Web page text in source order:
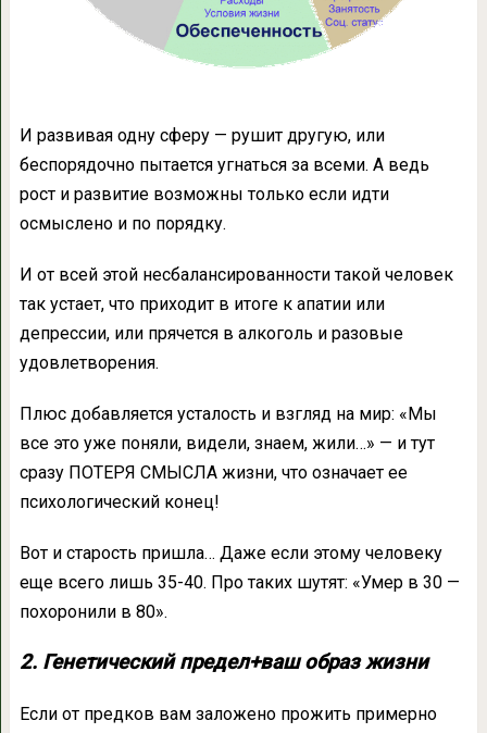
И развивая одну сферу — рушит другую, или
беспорядочно пытается угнаться за всеми. А ведь
рост и развитие возможны только если идти
осмыслено и по порядку.
И от всей этой несбалансированности такой человек
так устает, что приходит в итоге к апатии или
депрессии, или прячется в алкоголь и разовые
удовлетворения.
Плюс добавляется усталость и взгляд на мир: «Мы
все это уже поняли, видели, знаем, жили…» — и тут
сразу ПОТЕРЯ СМЫСЛА жизни, что означает ее
психологический конец!
Вот и старость пришла… Даже если этому человеку
еще всего лишь 35-40. Про таких шутят: «Умер в 30 —
похоронили в 80».
2. Генетический предел+ваш образ жизни
Если от предков вам заложено прожить примерно